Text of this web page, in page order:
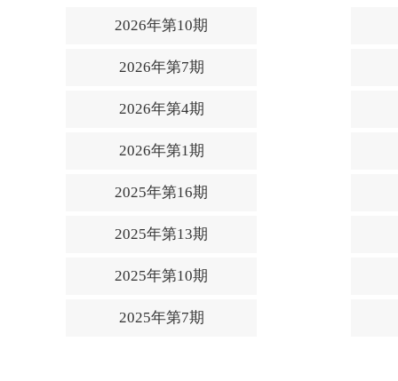
2026年第10期
2026年第7期
2026年第4期
2026年第1期
2025年第16期
2025年第13期
2025年第10期
2025年第7期